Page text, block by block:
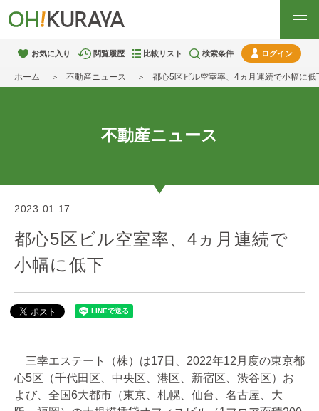
お気に入り 閲覧履歴 比較リスト 検索条件 ログイン
ホーム 不動産ニュース 都心5区ビル空室率、4ヵ月連続で小幅に低
不動産ニュース
2023.01.17
都心5区ビル空室率、4ヵ月連続で
小幅に低下
三幸エステート（株）は17日、2022年12月度の東京都
心5区（千代田区、中央区、港区、新宿区、渋谷区）お
よび、全国6大都市（東京、札幌、仙台、名古屋、大